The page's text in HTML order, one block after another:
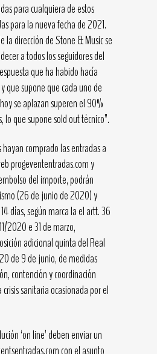
para cualquiera de estos
para la nueva fecha de 2021.
la dirección de Stone & Music se
a todos los seguidores del
que ha habido hacía
que supone que cada uno de
se aplazan superen el 90%
lo que supone sold out técnico”.
comprado las entradas a
progevententradas.com y
del importe, podrán
(26 de junio de 2020) y
días, según marca la el artt. 36
2020 e 31 de marzo,
adicional quinta del Real
de 9 de junio, de medidas
contención y coordinación
sanitaria ocasionada por el
‘on line’ deben enviar un
con el asunto